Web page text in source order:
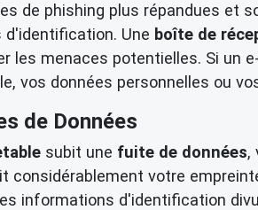
de phishing plus répandues et
Une boîte de
les menaces potentielles. Si un
vos données personnelles ou
de Données
subit une fuite de données,
votre
informations d'identification